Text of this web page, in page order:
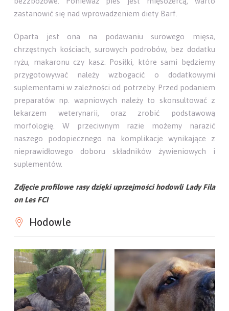
zastanowić się nad wprowadzeniem diety Barf.
Oparta jest ona na podawaniu surowego mięsa,
chrzęstnych kościach, surowych podrobów, bez dodatku
ryżu, makaronu czy kasz. Posiłki, które sami będziemy
przygotowywać należy wzbogacić o dodatkowymi
suplementami w zależności od potrzeby. Przed podaniem
preparatów np. wapniowych należy to skonsultować z
lekarzem weterynarii, oraz zrobić podstawową
morfologię. W przeciwnym razie możemy narazić
naszego podopiecznego na komplikacje wynikające z
nieprawidłowego doboru składników żywieniowych i
suplementów.
Zdjęcie profilowe rasy dzięki uprzejmości hodowli Lady Fila
on Les FCI
Hodowle